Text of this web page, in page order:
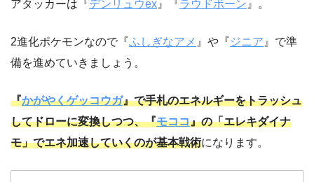
アタッカーは『デンリュウex 』『ラウドボーン 』。
2進化ポケモンなので『ふしぎなアメ 』や『ジニア 』で準
備を進めていきましょう。
『かがやくゲッコウガ』で手札のエネルギーをトラッシュ
してドローに変換しつつ、『モココ』の「エレキダイナ
モ」でエネ加速していくのが基本戦術になります。